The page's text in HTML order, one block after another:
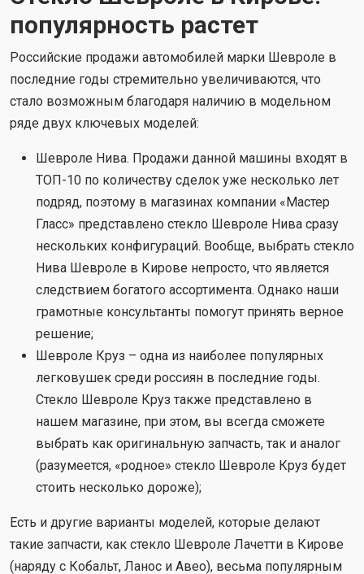
популярность растет
Российские продажи автомобилей марки Шевроле в
последние годы стремительно увеличиваются, что
стало возможным благодаря наличию в модельном
ряде двух ключевых моделей:
Шевроле Нива. Продажи данной машины входят в
ТОП-10 по количеству сделок уже несколько лет
подряд, поэтому в магазинах компании «Мастер
Гласс» представлено стекло Шевроле Нива сразу
нескольких конфигураций. Вообще, выбрать стекло
Нива Шевроле в Кирове непросто, что является
следствием богатого ассортимента. Однако наши
грамотные консультанты помогут принять верное
решение;
Шевроле Круз – одна из наиболее популярных
легковушек среди россиян в последние годы.
Стекло Шевроле Круз также представлено в
нашем магазине, при этом, вы всегда сможете
выбрать как оригинальную запчасть, так и аналог
(разумеется, «родное» стекло Шевроле Круз будет
стоить несколько дороже);
Есть и другие варианты моделей, которые делают
такие запчасти, как стекло Шевроле Лачетти в Кирове
(наряду с Кобальт, Ланос и Авео), весьма популярным